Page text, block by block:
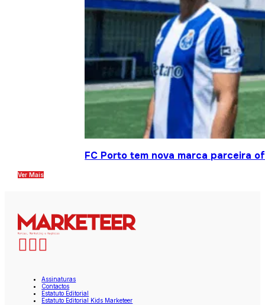
FC Porto tem nova marca parceira
Ver Mais
Assinaturas
Contactos
Estatuto Editorial
Estatuto Editorial Kids Marketeer